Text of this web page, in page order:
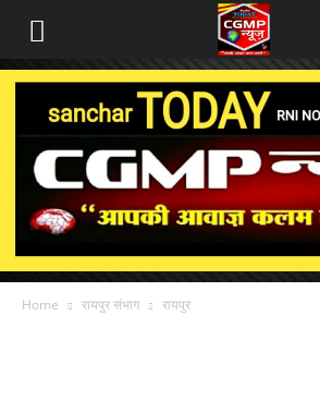
Home रायपुर संभाग रायपुर